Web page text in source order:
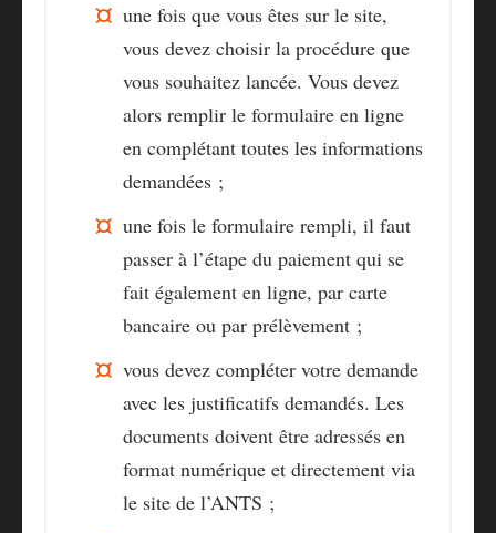
une fois que vous êtes sur le site,
vous devez choisir la procédure que
vous souhaitez lancée. Vous devez
alors remplir le formulaire en ligne
en complétant toutes les informations
demandées ;
une fois le formulaire rempli, il faut
passer à l’étape du paiement qui se
fait également en ligne, par carte
bancaire ou par prélèvement ;
vous devez compléter votre demande
avec les justificatifs demandés. Les
documents doivent être adressés en
format numérique et directement via
le site de l’ANTS ;